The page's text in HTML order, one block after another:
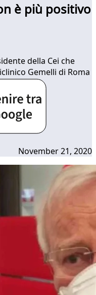
è più positivo
della Cei che
Gemelli di Roma
November 21, 2020